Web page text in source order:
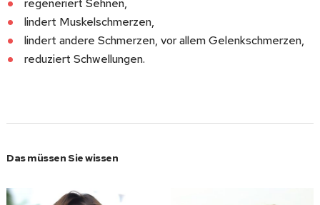
regeneriert Sehnen,
lindert Muskelschmerzen,
lindert andere Schmerzen, vor allem Gelenkschmerzen,
reduziert Schwellungen.
Das müssen Sie wissen